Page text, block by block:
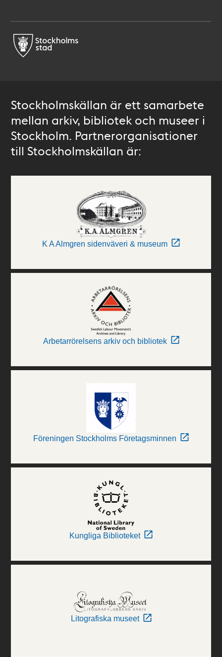
Stockholmskällan är ett samarbete
mellan arkiv, bibliotek och museer i
Stockholm. Partnerorganisationer
till Stockholmskällan är:
K A Almgren sidenväveri & museum
Arbetarrörelsens arkiv och bibliotek
Föreningen Stockholms Företagsminnen
Kungliga Biblioteket
Litografiska museet